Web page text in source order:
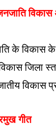
के विकास
जिला
विकास
गीत